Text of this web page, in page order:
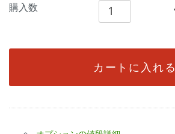
購入数
カートに入れる